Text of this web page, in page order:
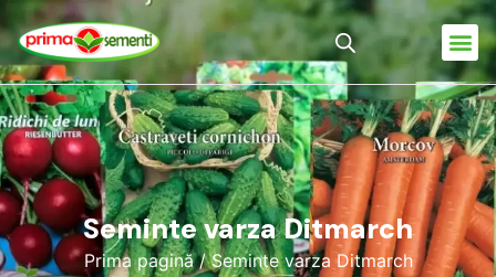
Seminte varza Ditmarch
Prima pagină/ Seminte varza Ditmarch